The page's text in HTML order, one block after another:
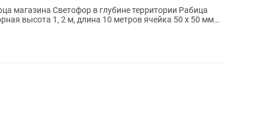
Светофор в глубине территории Рабица
высота 1, 2 м, длина 10 метров ячейка 50 х 50 мм